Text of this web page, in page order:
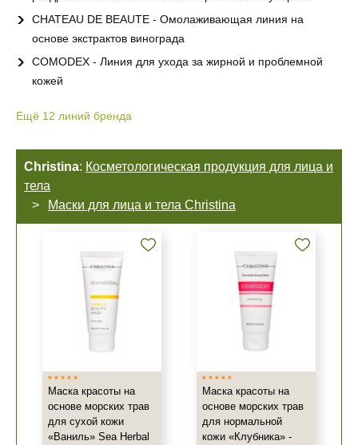
CHATEAU DE BEAUTE - Омолаживающая линия на
основе экстрактов винограда
COMODEX - Линия для ухода за жирной и проблемной
кожей
Ещё 12 линий бренда
Christina: Косметологическая продукция для лица и
тела
Маски для лица и тела Christina
Маска красоты на
основе морских трав
для сухой кожи
«Ваниль» Sea Herbal
Маска красоты на
основе морских трав
для нормальной
кожи «Клубника» -